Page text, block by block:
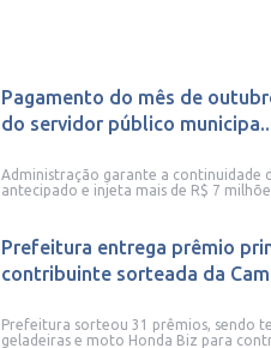
Pagamento do mês de
do servidor público
Administração garante a continuidade
antecipado e injeta mais de R$ 7
Prefeitura entrega prêmio
contribuinte sorteada da
Prefeitura sorteou 31 prêmios, sendo
geladeiras e moto Honda Biz para